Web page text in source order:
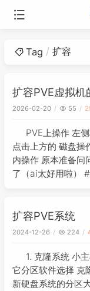
Tag 扩容
扩容PVE虚拟机
2026-02-20 55
PVE上操作 左
点击上方的 磁盘操
内操作 原本准备
了（ai太好用啦） # 查看磁
扩容PVE系统
2024-12-26 224
1. 克隆系统 小
它分区软件选择 克
新硬盘系统的分区